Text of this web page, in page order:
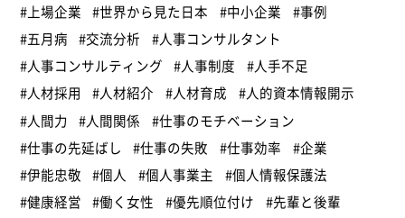
#上場企業
#世界から見た日本 #中小企業
#事例
#五月病
#交流分析
#人事コンサルタント
#人事コンサルティング
#人事制度
#人手不足
#人材採用
#人材紹介 #人材育成
#人的資本情報開示
#人間力
#人間関係
#仕事のモチベーション
#仕事の先延ばし
#仕事の失敗 #仕事効率
#企業
#伊能忠敬
#個人 #個人事業主
#個人情報保護法
#健康経営
#働く女性 #優先順位付け
#先輩と後輩